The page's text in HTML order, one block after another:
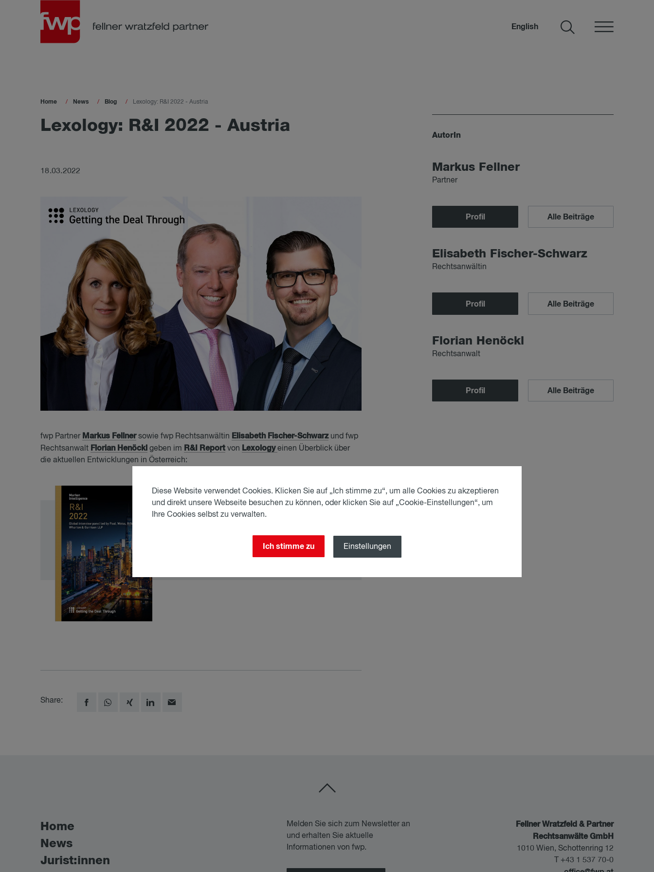
English
Home News Blog Lexology: R&I 2022 - Austria
Lexo­lo­gy: R&I 2022 - Aus­tria
18.03.2022
AutorIn
Mar­kus Fell­ner
Partner
Profil Alle Beiträge
Eli­sa­beth Fi­scher-Schwarz
Rechtsanwältin
Profil Alle Beiträge
Flo­ri­an Henöckl
Rechtsanwalt
Profil Alle Beiträge
fwp Partner Markus Fellner sowie fwp Rechtsanwältin Elisabeth Fischer-Schwarz und fwp
Rechtsanwalt Florian Henöckl geben im R&I Report von Lexologyeinen Überblick über
die aktuellen Entwicklungen in Österreich:
Share:
Home
News
Jurist:innen
Melden Sie sich zum Newsletter an
und erhalten Sie aktuelle
Informationen von fwp.
Fellner Wratzfeld & Partner
Rechtsanwälte GmbH
1010 Wien, Schottenring 12
T +43 1 537 70-0
Diese Website verwendet Cookies. Klicken Sie auf „Ich stimme zu“, um alle Cookies zu akzeptieren
und direkt unsere Webseite besuchen zu können, oder klicken Sie auf „Cookie-Einstellungen“, um
Ihre Cookies selbst zu verwalten.
Ich stimme zu Einstellungen